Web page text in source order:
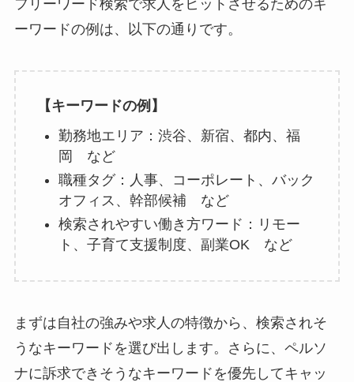
フリーワード検索で求人をヒットさせるためのキ
ーワードの例は、以下の通りです。
【キーワードの例】
勤務地エリア：渋谷、新宿、都内、福
岡 など
職種タグ：人事、コーポレート、バック
オフィス、幹部候補 など
検索されやすい働き方ワード：リモー
ト、子育て支援制度、副業OK など
まずは自社の強みや求人の特徴から、検索されそ
うなキーワードを選び出します。さらに、ペルソ
ナに訴求できそうなキーワードを優先してキャッ